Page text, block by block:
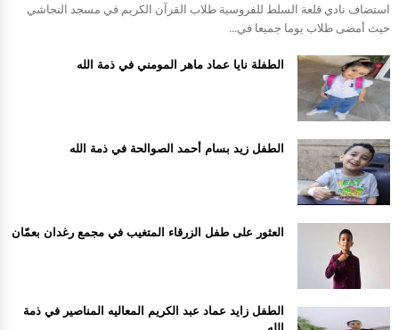
استضاف نادي قلعة السلط للفروسية طلاب القرآن الكريم في مسجد النجاشي
حيث أمضى طلاب يوما جميعا في...
الطفلة نايا عماد ماهر المومني في ذمة الله
الطفل زيد بسام أحمد الصوالحة في ذمة الله
العثور على طفل الزرقاء المتغيب في مجمع رغدان بعمّان
الطفل زايد عماد عبد الكريم المعاليه المناصير في ذمة